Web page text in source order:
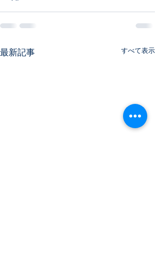
最新記事 すべて表示